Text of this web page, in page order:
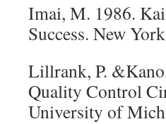
Imai, M. 1986.
Success. New
Lillrank, P.
Quality Control
University of